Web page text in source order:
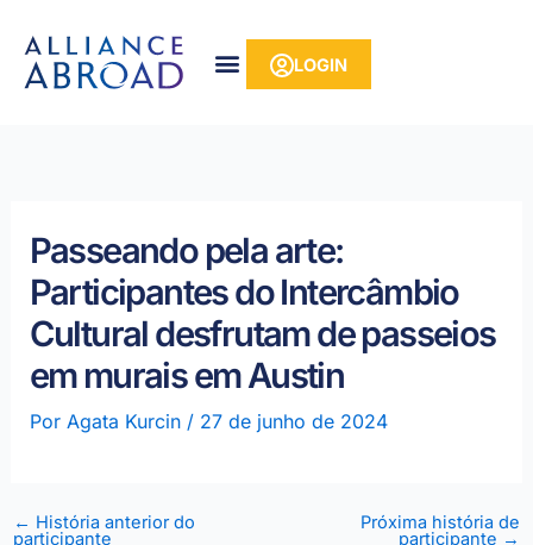
conteúdo
para
LOGIN
Passeando pela arte:
Participantes do Intercâmbio
Cultural desfrutam de passeios
em murais em Austin
Por Agata Kurcin / 27 de junho de 2024
← História anterior do
participante
Próxima história de
participante →